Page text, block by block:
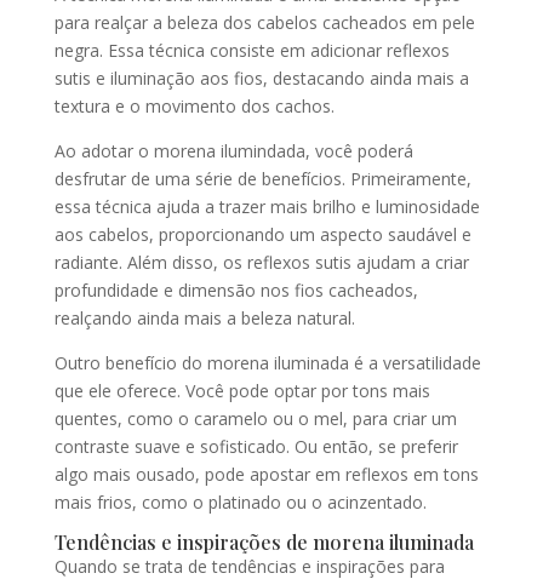
para realçar a beleza dos cabelos cacheados em pele
negra. Essa técnica consiste em adicionar reflexos
sutis e iluminação aos fios, destacando ainda mais a
textura e o movimento dos cachos.
Ao adotar o morena ilumindada, você poderá
desfrutar de uma série de benefícios. Primeiramente,
essa técnica ajuda a trazer mais brilho e luminosidade
aos cabelos, proporcionando um aspecto saudável e
radiante. Além disso, os reflexos sutis ajudam a criar
profundidade e dimensão nos fios cacheados,
realçando ainda mais a beleza natural.
Outro benefício do morena iluminada é a versatilidade
que ele oferece. Você pode optar por tons mais
quentes, como o caramelo ou o mel, para criar um
contraste suave e sofisticado. Ou então, se preferir
algo mais ousado, pode apostar em reflexos em tons
mais frios, como o platinado ou o acinzentado.
Tendências e inspirações de morena iluminada
Quando se trata de tendências e inspirações para